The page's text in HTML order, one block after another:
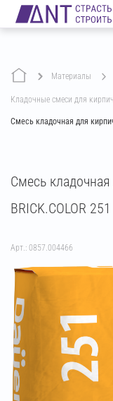
Материалы
кладочные смеси для
Смесь кладочная для
Смесь кладочная
BRICK.COLOR
Арт.: 0857.004466